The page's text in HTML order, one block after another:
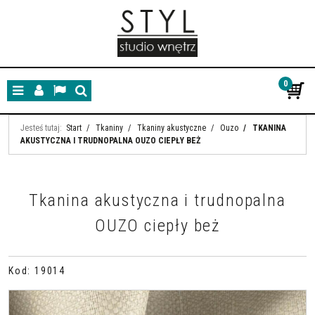
MenuPanelLangSzukaj
0
Jesteś tutaj: Start / Tkaniny / Tkaniny akustyczne / Ouzo /
TKANINA
AKUSTYCZNA I TRUDNOPALNA OUZO CIEPŁY BEŻ
Tkanina akustyczna i trudnopalna
OUZO ciepły beż
Kod : 19014